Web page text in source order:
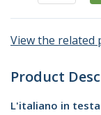
View the related
Product
L'italiano in